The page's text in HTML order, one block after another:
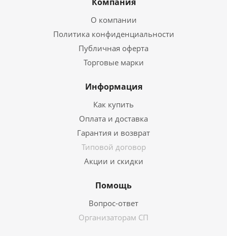
О компании
Политика конфиденциальности
Публичная оферта
Торговые марки
Информация
Как купить
Оплата и доставка
Гарантия и возврат
Типовой договор
Акции и скидки
Помощь
Вопрос-ответ
Организаторам СП